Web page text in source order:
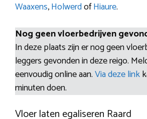
Waaxens,HolwerdofHiaure.
Nog geen vloerbedrijven
In deze plaats zijn er nog geen
leggers gevonden in deze reigo.
eenvoudig online aan.Via deze link
minuten doen.
Vloer laten egaliseren Raard